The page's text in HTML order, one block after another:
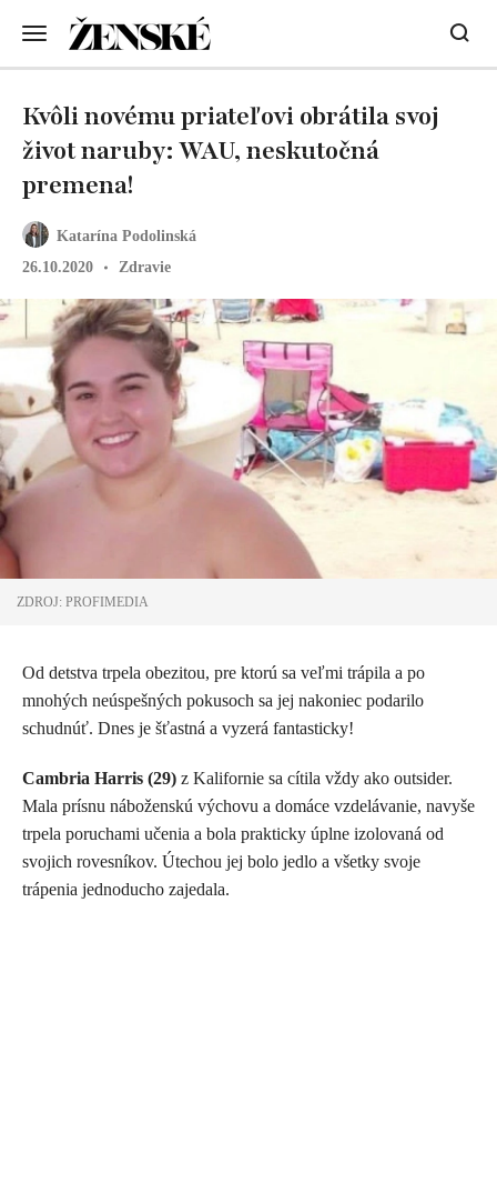
Katarína Podolinská
26.10.2020
Zdravie
Kvôli novému priateľovi obrátila svoj
život naruby: WAU, neskutočná
premena!
ZDROJ: PROFIMEDIA
Od detstva trpela obezitou, pre ktorú sa veľmi trápila a po
mnohých neúspešných pokusoch sa jej nakoniec podarilo
schudnúť. Dnes je šťastná a vyzerá fantasticky!
Cambria Harris (29) z Kalifornie sa cítila vždy ako outsider.
Mala prísnu náboženskú výchovu a domáce vzdelávanie, navyše
trpela poruchami učenia a bola prakticky úplne izolovaná od
svojich rovesníkov. Útechou jej bolo jedlo a všetky svoje
trápenia jednoducho zajedala.